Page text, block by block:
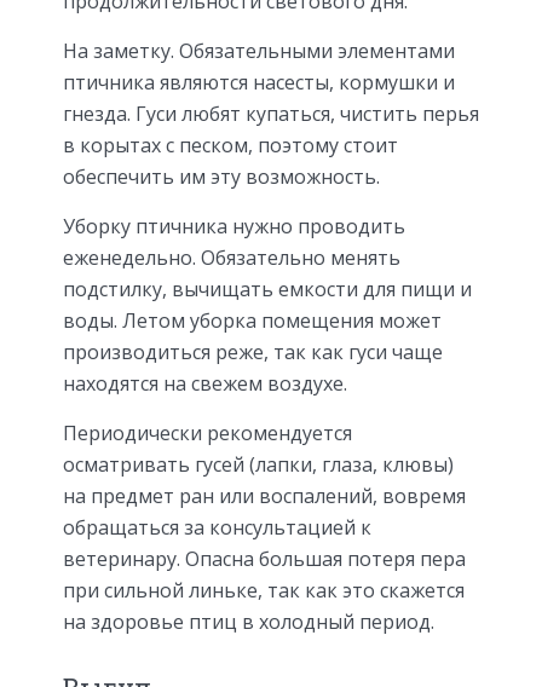
На заметку. Обязательными элементами
птичника являются насесты, кормушки и
гнезда. Гуси любят купаться, чистить перья
в корытах с песком, поэтому стоит
обеспечить им эту возможность.
Уборку птичника нужно проводить
еженедельно. Обязательно менять
подстилку, вычищать емкости для пищи и
воды. Летом уборка помещения может
производиться реже, так как гуси чаще
находятся на свежем воздухе.
Периодически рекомендуется
осматривать гусей (лапки, глаза, клювы)
на предмет ран или воспалений, вовремя
обращаться за консультацией к
ветеринару. Опасна большая потеря пера
при сильной линьке, так как это скажется
на здоровье птиц в холодный период.